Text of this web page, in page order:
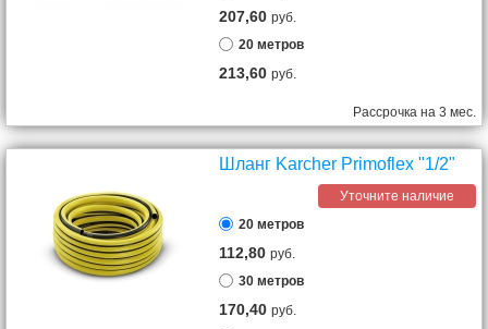
207,60руб.
20 метров
213,60руб.
Рассрочка на 3 мес.
Шланг Karcher Primoflex "1/2"
Уточните наличие
20 метров
112,80руб.
30 метров
170,40руб.